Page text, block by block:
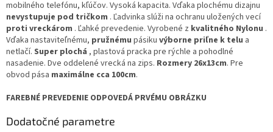
mobilného telefónu, kľúčov. Vysoká kapacita. Vďaka plochému dizajnu
nevystupuje pod tričkom . Ľadvinka slúži na ochranu uložených vecí
proti vreckárom . Ľahké prevedenie. Vyrobené z kvalitného Nylonu .
Vďaka nastaviteľnému, pružnému pásiku výborne priľne k telu a
netlačí. Super plochá , plastová pracka pre rýchle a pohodlné
nasadenie. Dve oddelené vrecká na zips. Rozmery 26x13cm. Pre
obvod pása maximálne cca 100cm.
FAREBNÉ PREVEDENIE ODPOVEDÁ PRVÉMU OBRÁZKU
Dodatočné parametre